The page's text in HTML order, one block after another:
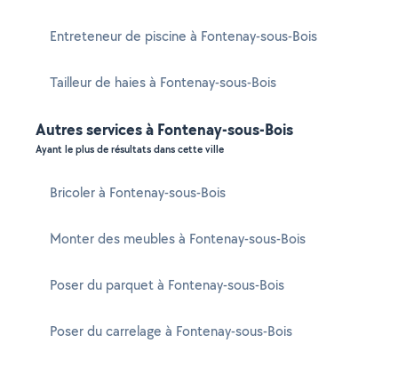
Entreteneur de piscine à Fontenay-sous-Bois
Tailleur de haies à Fontenay-sous-Bois
Autres services à Fontenay-sous-Bois
Ayant le plus de résultats dans cette ville
Bricoler à Fontenay-sous-Bois
Monter des meubles à Fontenay-sous-Bois
Poser du parquet à Fontenay-sous-Bois
Poser du carrelage à Fontenay-sous-Bois